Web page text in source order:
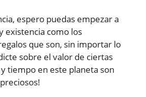
espero puedas empezar a
existencia como los
que son, sin importar lo
sobre el valor de ciertas
y tiempo en este planeta son